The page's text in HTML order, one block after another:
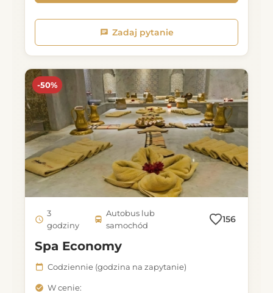
Zadaj pytanie
-50%
3
godziny
Autobus lub
samochód
156
Spa Economy
Codziennie (godzina na zapytanie)
W cenie: